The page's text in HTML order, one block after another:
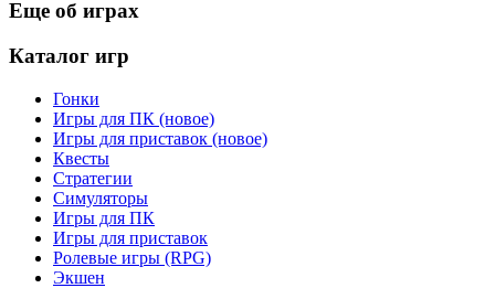
Еще об играх
Каталог игр
Гонки
Игры для ПК (новое)
Игры для приставок (новое)
Квесты
Стратегии
Симуляторы
Игры для ПК
Игры для приставок
Ролевые игры (RPG)
Экшен